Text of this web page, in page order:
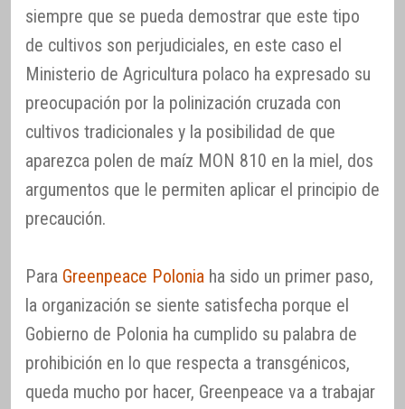
siempre que se pueda demostrar que este tipo
de cultivos son perjudiciales, en este caso el
Ministerio de Agricultura polaco ha expresado su
preocupación por la polinización cruzada con
cultivos tradicionales y la posibilidad de que
aparezca polen de maíz MON 810 en la miel, dos
argumentos que le permiten aplicar el principio de
precaución.
Para Greenpeace Polonia ha sido un primer paso,
la organización se siente satisfecha porque el
Gobierno de Polonia ha cumplido su palabra de
prohibición en lo que respecta a transgénicos,
queda mucho por hacer, Greenpeace va a trabajar